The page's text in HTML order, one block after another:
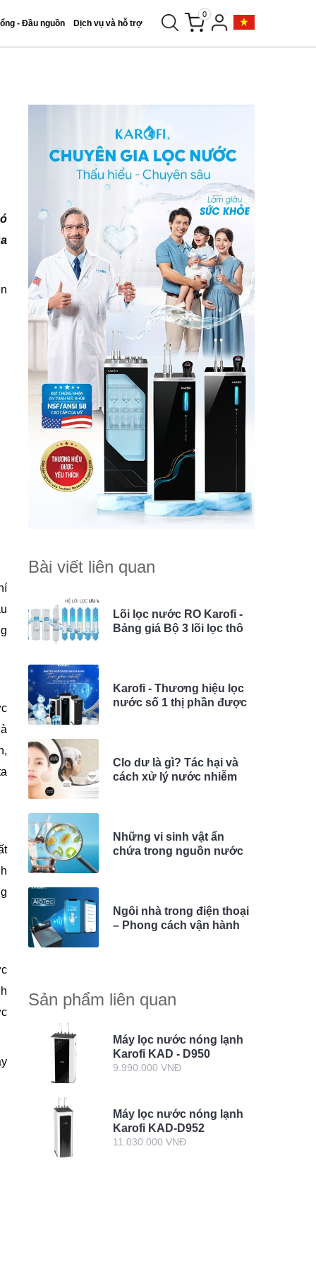
- Đầu nguồn Dịch vụ và hỗ trợ
0
Bài viết liên quan
Lõi lọc nước RO Karofi -
Bảng giá Bộ 3 lõi lọc thô
Karofi - Thương hiệu lọc
nước số 1 thị phần được
Clo dư là gì? Tác hại và
cách xử lý nước nhiễm
Những vi sinh vật ẩn
chứa trong nguồn nước
Ngôi nhà trong điện thoại
– Phong cách vận hành
Sản phẩm liên quan
Máy lọc nước nóng lạnh
Karofi KAD - D950
9.990.000 VNĐ
Máy lọc nước nóng lạnh
Karofi KAD-D952
11.030.000 VNĐ